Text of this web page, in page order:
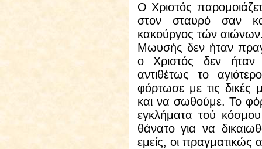
Ο Χριστός
στον σταυρό σαν
κακούργος τών
Μωυσής δεν ήταν
ο Χριστός δεν ήταν
αντιθέτως το
φόρτωσε με τις δικές
και να σωθούμε. Το
εγκλήματα τού
θάνατο για να
εμείς, οι πραγματικώς